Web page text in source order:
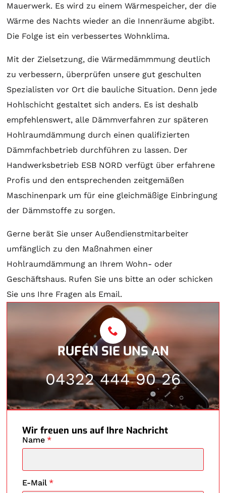
Mauerwerk. Es wird zu einem Wärmespeicher, der die
Wärme des Nachts wieder an die Innenräume abgibt.
Die Folge ist ein verbessertes Wohnklima.
Mit der Zielsetzung, die Wärmedämmmung deutlich
zu verbessern, überprüfen unsere gut geschulten
Spezialisten vor Ort die bauliche Situation. Denn jede
Hohlschicht gestaltet sich anders. Es ist deshalb
empfehlenswert, alle Dämmverfahren zur späteren
Hohlraumdämmung durch einen qualifizierten
Dämmfachbetrieb durchführen zu lassen. Der
Handwerksbetrieb ESB NORD verfügt über erfahrene
Profis und den entsprechenden zeitgemäßen
Maschinenpark um für eine gleichmäßige Einbringung
der Dämmstoffe zu sorgen.
Gerne berät Sie unser Außendienstmitarbeiter
umfänglich zu den Maßnahmen einer
Hohlraumdämmung an Ihrem Wohn- oder
Geschäftshaus. Rufen Sie uns bitte an oder schicken
Sie uns Ihre Fragen als Email.
RUFEN SIE UNS AN
04322 444 90 26
Wir freuen uns auf Ihre Nachricht
Name *
E-Mail *